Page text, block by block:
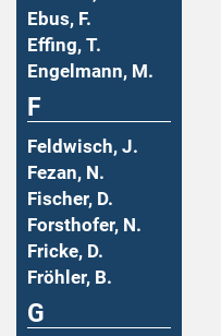
Ebus, F.
Effing, T.
Engelmann, M.
F
Feldwisch, J.
Fezan, N.
Fischer, D.
Forsthofer, N.
Fricke, D.
Fröhler, B.
G